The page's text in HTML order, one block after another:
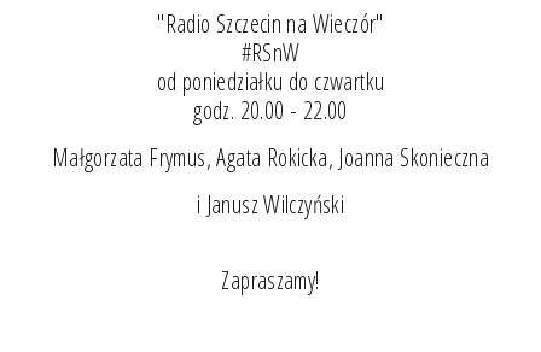
"Radio Szczecin na Wieczór"
#RSnW
od poniedziałku do czwartku
godz. 20.00 - 22.00
Małgorzata Frymus, Agata Rokicka, Joanna Skonieczna
i Janusz Wilczyński
Zapraszamy!